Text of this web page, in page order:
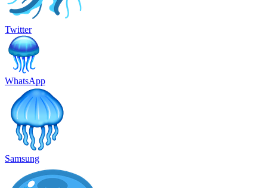
Twitter
WhatsApp
Samsung